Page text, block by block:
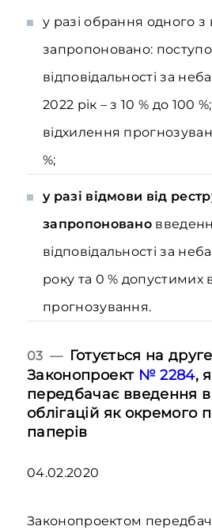
у разі обрання одного з
запропоновано:
відповідальності за
2022 рік – з 10 % до 100
відхилення
%;
у разі відмови від
запропоновано
відповідальності за
року та 0 % допустимих
прогнозування.
03 — Готується на
Законопроект № 2284,
передбачає введення в
облігацій як окремого
паперів
04.02.2020
Законопроектом